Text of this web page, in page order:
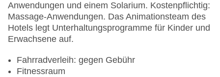
Anwendungen und einem Solarium. Kostenpflichtig:
Massage-Anwendungen. Das Animationsteam des
Hotels legt Unterhaltungsprogramme für Kinder und
Erwachsene auf.
Fahrradverleih: gegen Gebühr
Fitnessraum